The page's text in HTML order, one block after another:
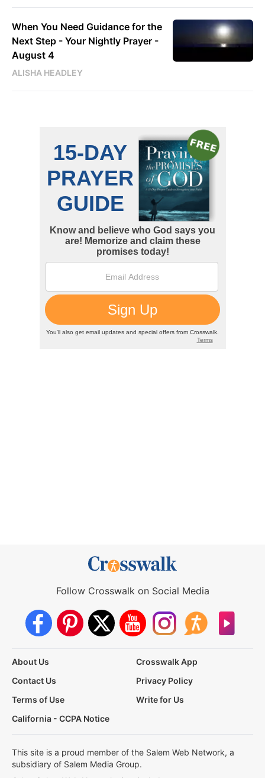
When You Need Guidance for the
Next Step - Your Nightly Prayer -
August 4
ALISHA HEADLEY
Follow Crosswalk on Social Media
About Us
Crosswalk App
Contact Us
Privacy Policy
Terms of Use
Write for Us
California - CCPA Notice
This site is a proud member of the Salem Web Network, a
subsidiary of Salem Media Group.